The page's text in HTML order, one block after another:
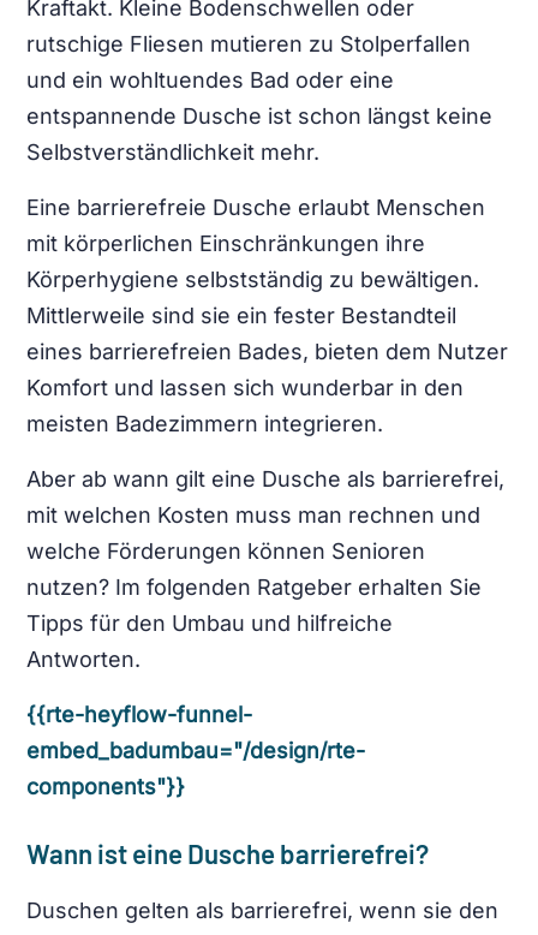
Kraftakt. Kleine Bodenschwellen oder
rutschige Fliesen mutieren zu Stolperfallen
und ein wohltuendes Bad oder eine
entspannende Dusche ist schon längst keine
Selbstverständlichkeit mehr.
Eine barrierefreie Dusche erlaubt Menschen
mit körperlichen Einschränkungen ihre
Körperhygiene selbstständig zu bewältigen.
Mittlerweile sind sie ein fester Bestandteil
eines barrierefreien Bades, bieten dem Nutzer
Komfort und lassen sich wunderbar in den
meisten Badezimmern integrieren.
Aber ab wann gilt eine Dusche als barrierefrei,
mit welchen Kosten muss man rechnen und
welche Förderungen können Senioren
nutzen? Im folgenden Ratgeber erhalten Sie
Tipps für den Umbau und hilfreiche
Antworten.
{{rte-heyflow-funnel-
embed_badumbau="/design/rte-
components"}}
Wann ist eine Dusche barrierefrei?
Duschen gelten als barrierefrei, wenn sie den